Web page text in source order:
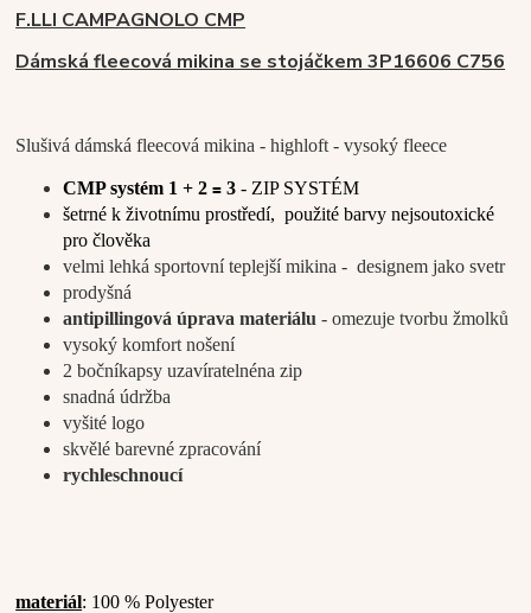
F.LLI CAMPAGNOLO CMP
Dámská fleecová mikina se stojáčkem 3P16606 C756
Slušivá dámská fleecová mikina - highloft - vysoký fleece
CMP systém 1 + 2= 3- ZIP SYSTÉM
šetrné k životnímu prostředí, použitébarvy nejsoutoxické
pro člověka
velmi lehká sportovní teplejší mikina - designem jako svetr
prodyšná
antipillingová úprava materiálu - omezuje tvorbu žmolků
vysoký komfort nošení
2 bočníkapsy uzavíratelnéna zip
snadná údržba
vyšité logo
skvělé barevné zpracování
rychleschnoucí
materiál: 100 % Polyester